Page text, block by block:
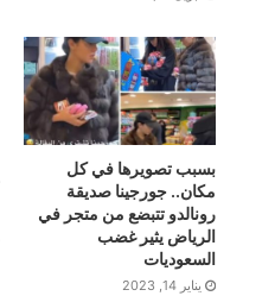
بسبب تصويرها في كل
مكان.. جورجينا صديقة
رونالدو تتبضع من متجر في
الرياض يثير غضب
السعوديات
يناير 14, 2023